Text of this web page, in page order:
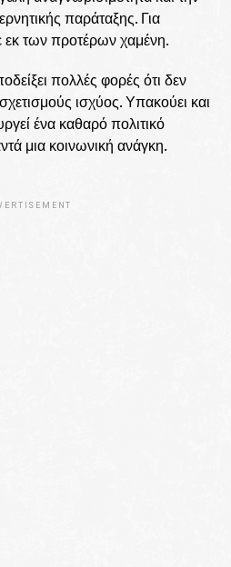
παράταξης. Για
εκ των προτέρων χαμένη.
πολλές φορές ότι δεν
ισχύος. Υπακούει και
ένα καθαρό πολιτικό
μια κοινωνική ανάγκη.